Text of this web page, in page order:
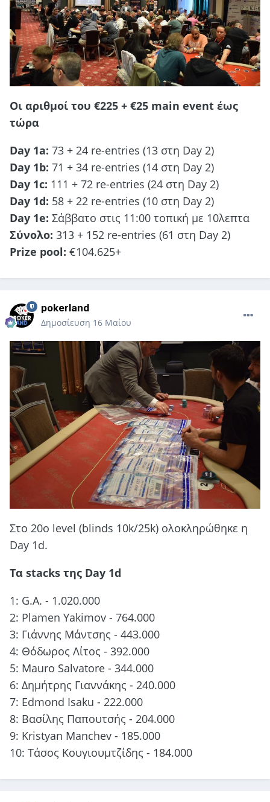
Οι αριθμοί του €225 + €25 main event έως
τώρα
Day 1a: 73 + 24 re-entries (13 στη Day 2)
Day 1b: 71 + 34 re-entries (14 στη Day 2)
Day 1c: 111 + 72 re-entries (24 στη Day 2)
Day 1d: 58 + 22 re-entries (10 στη Day 2)
Day 1e: Σάββατο στις 11:00 τοπική με 10λεπτα
Σύνολο: 313 + 152 re-entries (61 στη Day 2)
Prize pool: €104.625+
pokerland
Δημοσίευση 16 Μαίου
Στο 20ο level (blinds 10k/25k) ολοκληρώθηκε η
Day 1d.
Τα stacks της Day 1d
1: G.A. - 1.020.000
2: Plamen Yakimov - 764.000
3: Γιάννης Μάντσης - 443.000
4: Θόδωρος Λίτος - 392.000
5: Mauro Salvatore - 344.000
6: Δημήτρης Γιαννάκης - 240.000
7: Edmond Isaku - 222.000
8: Βασίλης Παπουτσής - 204.000
9: Kristyan Manchev - 185.000
10: Τάσος Κουγιουμτζίδης - 184.000